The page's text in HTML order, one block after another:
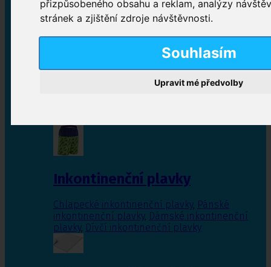
přizpůsobeného obsahu a reklam, analýzy
stránek a zjištění zdroje návštěvnosti.
Souhlasím
Upravit mé předvolby
Plenkové kalhotky navlékací,Plenkové kalhotky
zalepovací,Inkontinenční kalhotky dámské
Inkontinenční vložky
Inkontinenční plavky
Chlapecké inkontinenční plavky, Pánské
inkontinenční plavky, Dámské inkontinenční
plavky, Dívčí inkontinenční plavky